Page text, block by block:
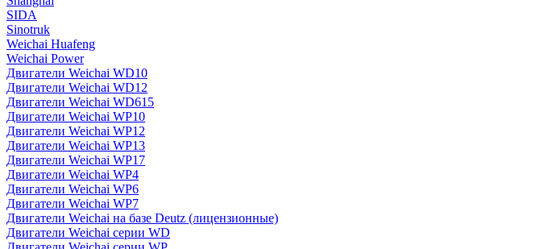
SIDA
Sinotruk
Weichai Huafeng
Weichai Power
Двигатели Weichai WD10
Двигатели Weichai WD12
Двигатели Weichai WD615
Двигатели Weichai WP10
Двигатели Weichai WP12
Двигатели Weichai WP13
Двигатели Weichai WP17
Двигатели Weichai WP4
Двигатели Weichai WP6
Двигатели Weichai WP7
Двигатели Weichai на базе Deutz (лицензионные)
Двигатели Weichai серии WD